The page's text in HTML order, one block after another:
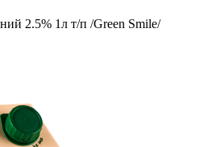
2.5% 1л т/п /Green Smile/